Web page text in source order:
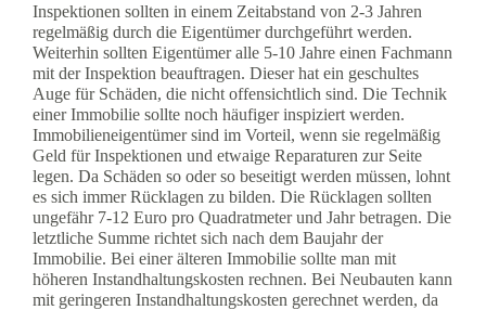
Inspektionen sollten in einem Zeitabstand von 2-3 Jahren
regelmäßig durch die Eigentümer durchgeführt werden.
Weiterhin sollten Eigentümer alle 5-10 Jahre einen Fachmann
mit der Inspektion beauftragen. Dieser hat ein geschultes
Auge für Schäden, die nicht offensichtlich sind. Die Technik
einer Immobilie sollte noch häufiger inspiziert werden.
Immobilieneigentümer sind im Vorteil, wenn sie regelmäßig
Geld für Inspektionen und etwaige Reparaturen zur Seite
legen. Da Schäden so oder so beseitigt werden müssen, lohnt
es sich immer Rücklagen zu bilden. Die Rücklagen sollten
ungefähr 7-12 Euro pro Quadratmeter und Jahr betragen. Die
letztliche Summe richtet sich nach dem Baujahr der
Immobilie. Bei einer älteren Immobilie sollte man mit
höheren Instandhaltungskosten rechnen. Bei Neubauten kann
mit geringeren Instandhaltungskosten gerechnet werden, da